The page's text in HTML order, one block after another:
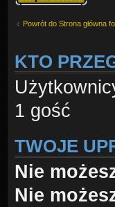
Powrót do Strona główna
KTO
1 gość
TWOJE
Nie
Nie